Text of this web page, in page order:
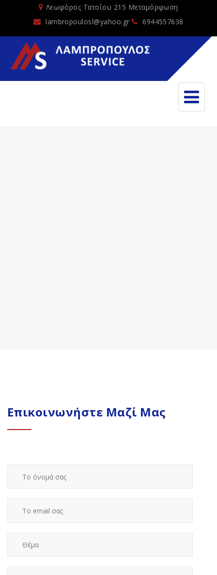
Λεωφόρος Τατοΐου 215 Μεταμόρφωση
lambropoulosl@yahoo.gr
6944557638
Επικοινωνήστε Μαζί Μας